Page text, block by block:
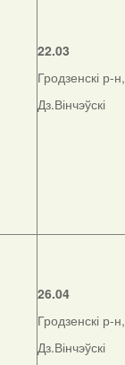
22.03
Гродзенскі р-н,
Дз.Вінчэўскі
26.04
Гродзенскі р-н,
Дз.Вінчэўскі